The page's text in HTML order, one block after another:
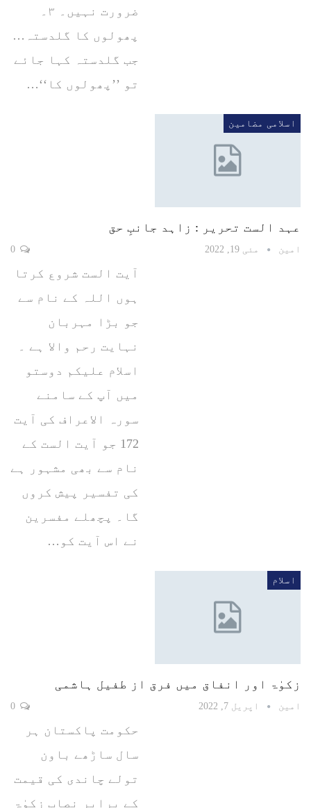
پھولوں کا گلدستہ…
جب گلدستہ کہا جائے
تو ’’پھولوں کا‘‘…
اسلامی مضامین
عہد الست تحریر : زاہد جانبِ حق
امین مئی 19, 2022
آیت الست شروع کرتا
ہوں اللہ کے نام سے
جو بڑا مہربان
نہایت رحم والا ہے ۔
اسلام علیکم دوستو
میں آپ کے سامنے
سورہ الاعراف کی آیت
172 جو آیت الست کے
نام سے بھی مشہور ہے
کی تفسیر پیش کروں
گا۔ پچھلے مفسرین
نے اس آیت کو…
اسلام
زکوٰۃ اور انفاق میں فرق از طفیل ہاشمی
امین اپریل 7, 2022
حکومت پاکستان ہر
سال ساڑھے باون
تولے چاندی کی قیمت
کے برابر نصاب زکوٰۃ